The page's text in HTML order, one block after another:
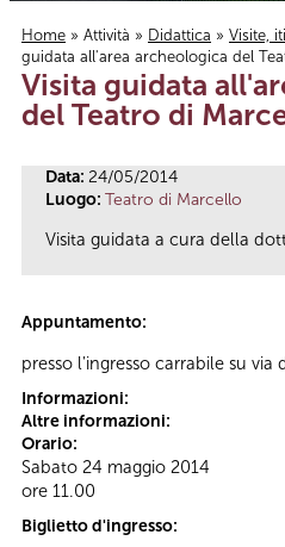
Tu sei qui
Home » Attività » Didattica » Visite,
guidata all'area archeologica del
Visita guidata
del Teatro di
Data: 24/05/2014
Luogo: Teatro di Marcello
Visita guidata a cura della
Appuntamento:
presso l'ingresso carrabile su
Informazioni:
Altre informazioni:
Orario:
Sabato 24 maggio 2014
ore 11.00
Biglietto d'ingresso: